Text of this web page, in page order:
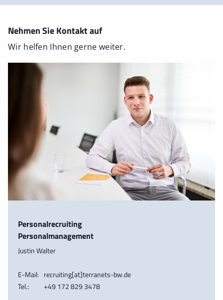
Nehmen Sie Kontakt auf
Wir helfen Ihnen gerne weiter.
Personalrecruiting
Personalmanagement
Justin Walter
E-Mail: recruiting[at]terranets-bw.de
Tel.:
+49 172 829 3478